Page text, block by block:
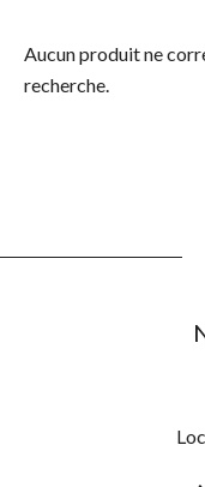
Aucun produit ne
recherche.